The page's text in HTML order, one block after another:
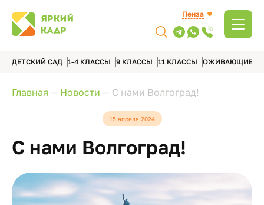
Пенза
ДЕТСКИЙ САД 1-4 КЛАССЫ 9 КЛАССЫ 11 КЛАССЫ ОЖИВАЮЩИЕ
Главная — Новости — С нами Волгоград!
15 апреля 2024
С нами Волгоград!